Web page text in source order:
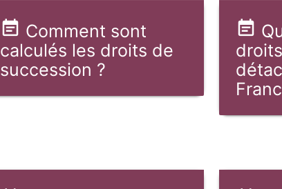
Comment sont
calculés les droits de
succession ?